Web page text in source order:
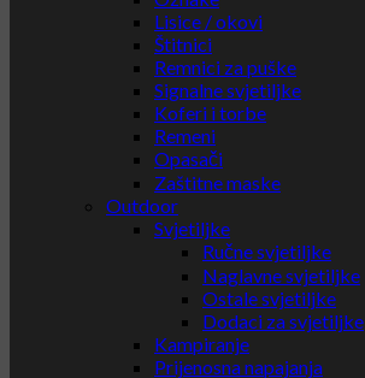
Lisice / okovi
Štitnici
Remnici za puške
Signalne svjetiljke
Koferi i torbe
Remeni
Opasači
Zaštitne maske
Outdoor
Svjetiljke
Ručne svjetiljke
Naglavne svjetiljke
Ostale svjetiljke
Dodaci za svjetiljke
Kampiranje
Prijenosna napajanja